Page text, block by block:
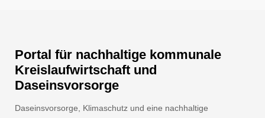
Portal für nachhaltige kommunale
Kreislaufwirtschaft und
Daseinsvorsorge
Daseinsvorsorge, Klimaschutz und eine nachhaltige